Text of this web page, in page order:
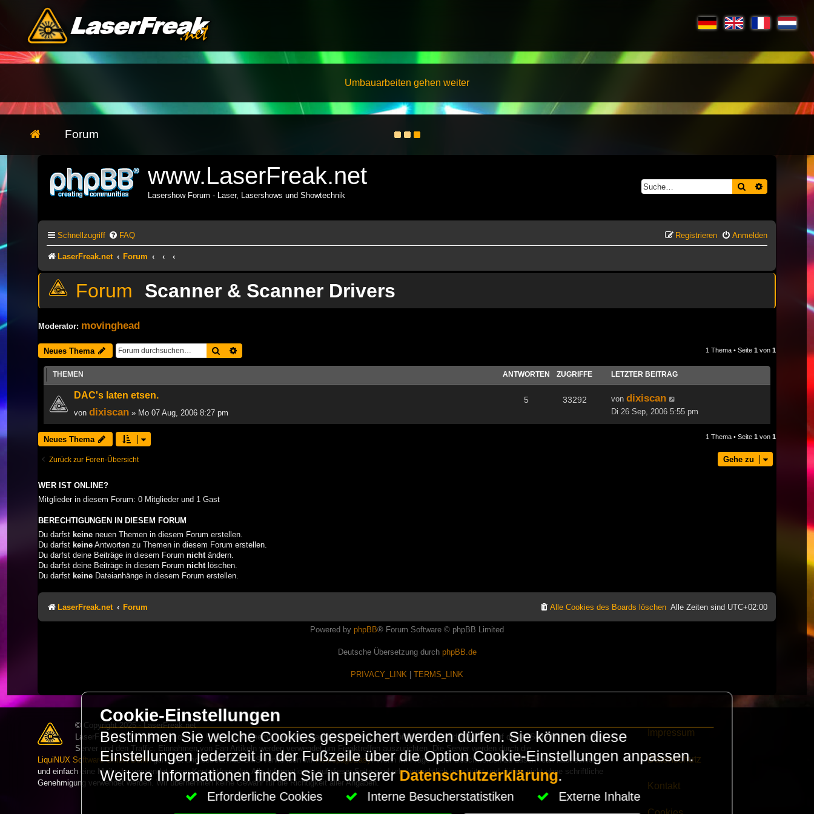
Umbauarbeiten gehen weiter
Forum
www.LaserFreak.net
Lasershow Forum - Laser, Lasershows und Showtechnik
Suche Erweiterte
Schnellzugriff FAQ Anmelden
Registrieren
LaserFreak.net Forum
Scanner & Scanner Drivers
Moderator: movinghead
Neues Thema Suche 1 Thema • Seite 1 von 1
THEMEN ANTWORTEN ZUGRIFFE LETZTER BEITRAG
DAC's laten etsen.
von dixiscan » Mo 07 Aug, 2006 8:27 pm
5 33292 von dixiscan
Di 26 Sep, 2006 5:55 pm
Neues Thema 1 Thema • Seite 1 von 1
Zurück zur Foren-Übersicht Gehe zu
WER IST ONLINE?
Mitglieder in diesem Forum: 0 Mitglieder und 1 Gast
BERECHTIGUNGEN IN DIESEM FORUM
Du darfst keine neuen Themen in diesem Forum erstellen.
Du darfst keine Antworten zu Themen in diesem Forum erstellen.
Du darfst deine Beiträge in diesem Forum nicht ändern.
Du darfst deine Beiträge in diesem Forum nicht löschen.
Du darfst keine Dateianhänge in diesem Forum erstellen.
LaserFreak.net Forum Alle Zeiten sind UTC+02:00
Alle Cookies des Boards löschen
Powered by phpBB® Forum Software © phpBB Limited
Deutsche Übersetzung durch phpBB.de
PRIVACY_LINK TERMS_LINK
© Copyright 2025 - LaserFreak.net
LaserFreak ist ein freies und offenes Forum zum Thema Lasershowtechnik. Wir sind nicht kommerziell und die Banner auf dieser Seite finanzieren die
Server und den Traffic. Einnahmen von Fan Artikeln werden verwendet um Freaktreffen auszurichten. Die Server werden durch die
LiquiNUX Software GmbH Berlingehostet und betreut. Als CMS verwenden wirHomepageEasy. Wenn Ihr Fragen oder Beschwerden zu LaserFreak habt schickt
und einfach eine Mail oder verwendet unser Kontaktformular. Alle Informationen auf dieser Seite sind urheberrechtlich geschützt und dürfen nicht ohne schriftliche
Genehmigung verwendet werden. Wir übernehmen keine Gewähr für die Richtigkeit aller Angaben.
Impressum
Datenschutz
Kontakt
Cookie-Einstellungen
Bestimmen Sie welche Cookies gespeichert werden dürfen. Sie können diese
Einstellungen jederzeit in der Fußzeile über die Option Cookie-Einstellungen anpassen.
Weitere Informationen finden Sie in unsererDatenschutzerklärung.
Erforderliche Cookies Interne Besucherstatistiken Externe Inhalte